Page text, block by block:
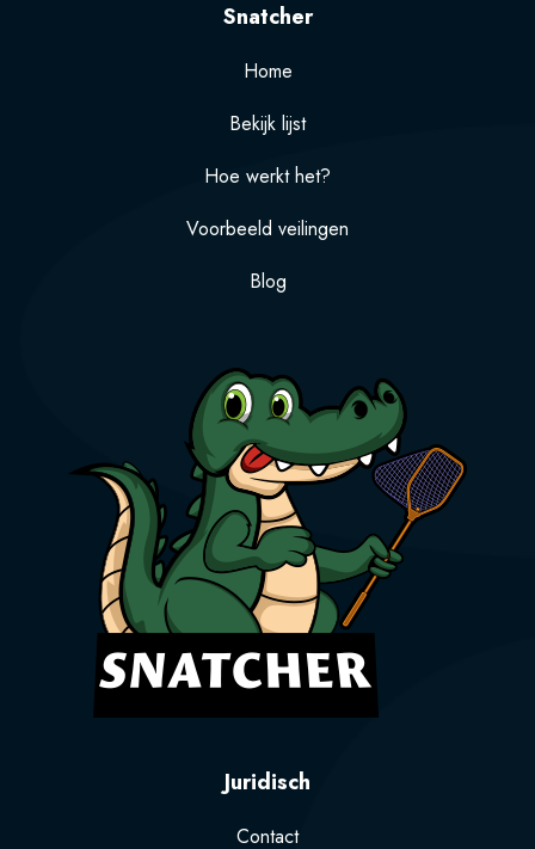
Snatcher
Home
Bekijk lijst
Hoe werkt het?
Voorbeeld veilingen
Blog
Juridisch
Contact